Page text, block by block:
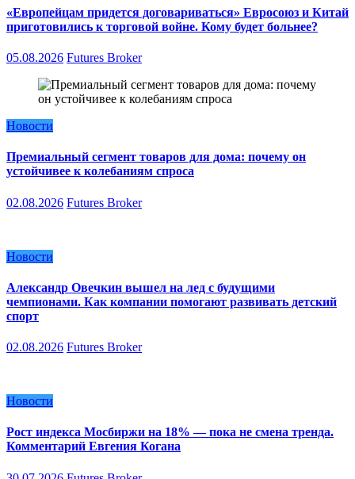
«Европейцам придется договариваться» Евросоюз и Китай
приготовились к торговой войне. Кому будет больнее?
05.08.2026 Futures Broker
Новости
Премиальный сегмент товаров для дома: почему он
устойчивее к колебаниям спроса
02.08.2026 Futures Broker
Новости
Александр Овечкин вышел на лед с будущими
чемпионами. Как компании помогают развивать детский
спорт
02.08.2026 Futures Broker
Новости
Рост индекса Мосбиржи на 18% — пока не смена тренда.
Комментарий Евгения Когана